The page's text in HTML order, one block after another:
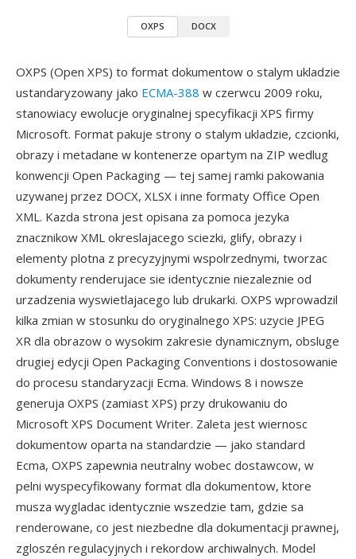
OXPS DOCX
OXPS (Open XPS) to format dokumentow o stalym ukladzie
ustandaryzowany jako ECMA-388 w czerwcu 2009 roku,
stanowiacy ewolucje oryginalnej specyfikacji XPS firmy
Microsoft. Format pakuje strony o stalym ukladzie, czcionki,
obrazy i metadane w kontenerze opartym na ZIP wedlug
konwencji Open Packaging — tej samej ramki pakowania
uzywanej przez DOCX, XLSX i inne formaty Office Open
XML. Kazda strona jest opisana za pomoca jezyka
znacznikow XML okreslajacego sciezki, glify, obrazy i
elementy plotna z precyzyjnymi wspolrzednymi, tworzac
dokumenty renderujace sie identycznie niezaleznie od
urzadzenia wyswietlajacego lub drukarki. OXPS wprowadzil
kilka zmian w stosunku do oryginalnego XPS: uzycie JPEG
XR dla obrazow o wysokim zakresie dynamicznym, obsluge
drugiej edycji Open Packaging Conventions i dostosowanie
do procesu standaryzacji Ecma. Windows 8 i nowsze
generuja OXPS (zamiast XPS) przy drukowaniu do
Microsoft XPS Document Writer. Zaleta jest wiernosc
dokumentow oparta na standardzie — jako standard
Ecma, OXPS zapewnia neutralny wobec dostawcow, w
pelni wyspecyfikowany format dla dokumentow, ktore
musza wygladac identycznie wszedzie tam, gdzie sa
renderowane, co jest niezbedne dla dokumentacji prawnej,
zgloszén regulacyjnych i rekordow archiwalnych. Model